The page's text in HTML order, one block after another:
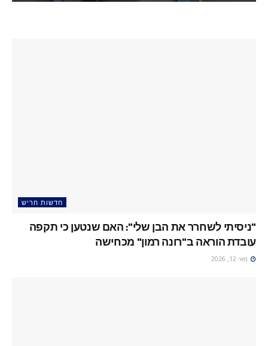
חדשות חריש
"ניסיתי לשחרר את הבן שלי": האם שנטען כי תקפה
עובדת הוראה ב"רונה רמון" מכחישה
מאי 12, 2026